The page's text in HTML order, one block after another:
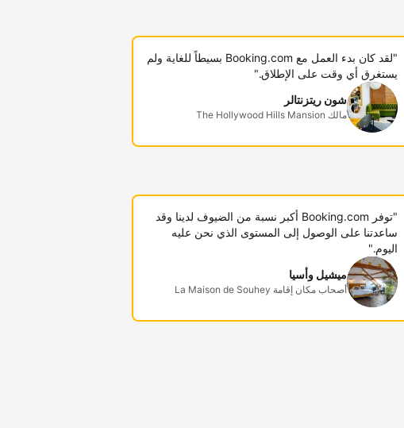
"لقد كان بدء العمل مع Booking.com بسيطاً للغاية ولم
يستغرق أي وقت على الإطلاق."
شون ريتزنتالر
مالك The Hollywood Hills Mansion
"توفر Booking.com أكبر نسبة من الضيوف لدينا وقد
ساعدتنا على الوصول إلى المستوى الذي نحن عليه
اليوم."
ميشيل وأسيا
أصحاب مكان إقامة La Maison de Souhey